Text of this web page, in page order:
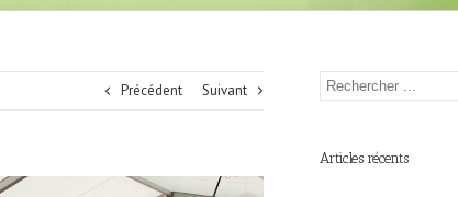
Précédent Suivant
Articles récents